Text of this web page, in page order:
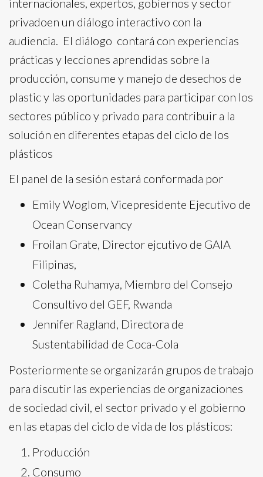
internacionales, expertos, gobiernos y sector
privadoen un diálogo interactivo con la
audiencia. El diálogo contará con experiencias
prácticas y lecciones aprendidas sobre la
producción, consume y manejo de desechos de
plastic y las oportunidades para participar con los
sectores público y privado para contribuir a la
solución en diferentes etapas del ciclo de los
plásticos
El panel de la sesión estará conformada por
Emily Woglom, Vicepresidente Ejecutivo de
Ocean Conservancy
Froilan Grate, Director ejcutivo de GAIA
Filipinas,
Coletha Ruhamya, Miembro del Consejo
Consultivo del GEF, Rwanda
Jennifer Ragland, Directora de
Sustentabilidad de Coca-Cola
Posteriormente se organizarán grupos de trabajo
para discutir las experiencias de organizaciones
de sociedad civil, el sector privado y el gobierno
en las etapas del ciclo de vida de los plásticos:
Producción
Consumo